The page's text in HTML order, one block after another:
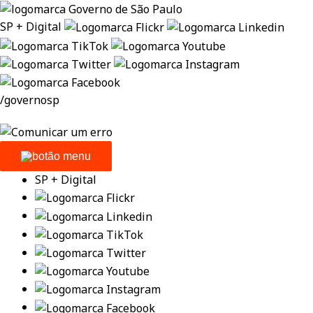
SP + Digital
/governosp
SP + Digital